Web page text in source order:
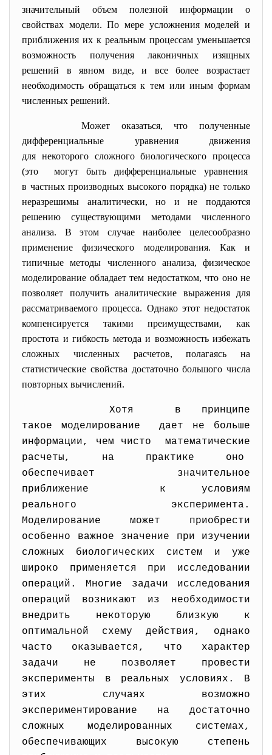
значительный объем полезной информации о
свойствах модели. По мере усложнения моделей и
приближения их к реальным процессам уменьшается
возможность получения лаконичных изящных
решений в явном виде, и все более возрастает
необходимость обращаться к тем или иным формам
численных решений.
Может оказаться, что полученные
дифференциальные уравнения движения
для некоторого сложного биологического процесса
(это могут быть дифференциальные уравнения
в частных производных высокого порядка) не только
неразрешимы аналитически, но и не поддаются
решению существующими методами численного
анализа. В этом случае наиболее целесообразно
применение физического моделирования. Как и
типичные методы численного анализа, физическое
моделирование обладает тем недостатком, что оно не
позволяет получить аналитические выражения для
рассматриваемого процесса. Однако этот недостаток
компенсируется такими преимуществами, как
простота и гибкость метода и возможность избежать
сложных численных расчетов, полагаясь на
статистические свойства достаточно большого числа
повторных вычислений.
Хотя в принципе
такое моделирование дает не больше
информации, чем чисто математические
расчеты, на практике оно
обеспечивает значительное
приближение к условиям
реального эксперимента.
Моделирование может приобрести
особенно важное значение при изучении
сложных биологических систем и уже
широко применяется при исследовании
операций. Многие задачи исследования
операций возникают из необходимости
внедрить некоторую близкую к
оптимальной схему действия, однако
часто оказывается, что характер
задачи не позволяет провести
эксперименты в реальных условиях. В
этих случаях возможно
экспериментирование на достаточно
сложных моделированных системах,
обеспечивающих высокую степень